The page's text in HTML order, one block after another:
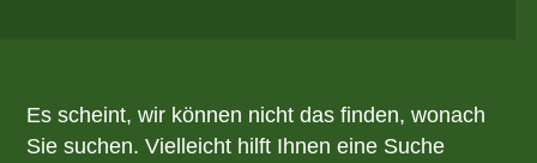
Es scheint, wir können nicht das finden, wonach
Sie suchen. Vielleicht hilft Ihnen eine Suche